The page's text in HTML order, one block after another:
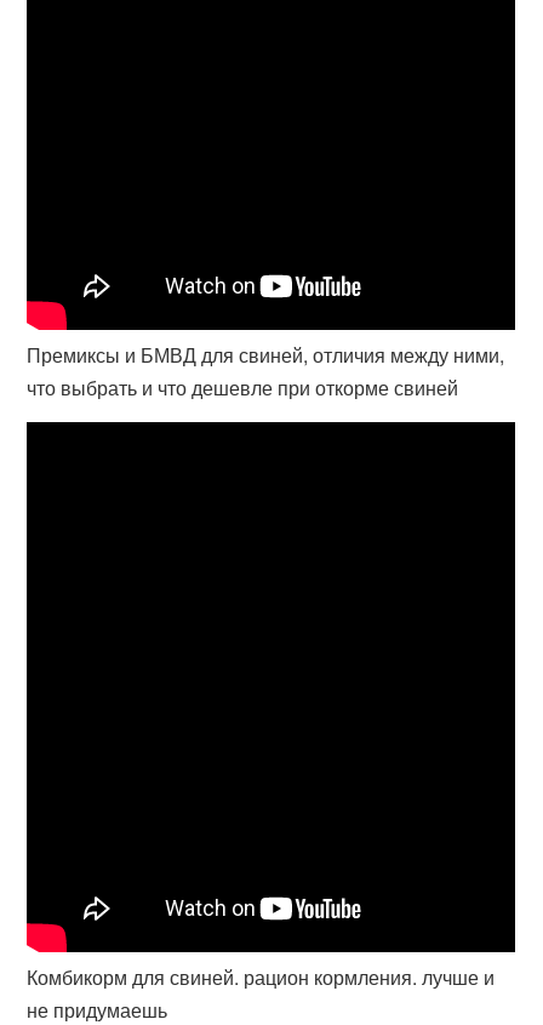
Премиксы и БМВД для свиней, отличия между ними,
что выбрать и что дешевле при откорме свиней
Комбикорм для свиней. рацион кормления. лучше и
не придумаешь